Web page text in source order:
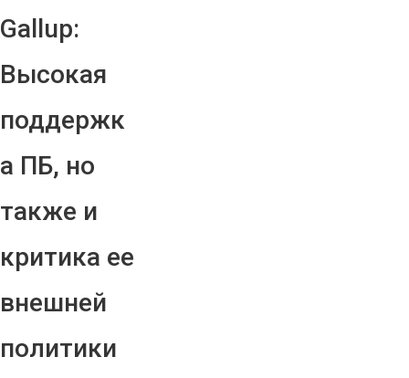
Gallup:
Высокая
поддержк
а ПБ, но
также и
критика ее
внешней
политики